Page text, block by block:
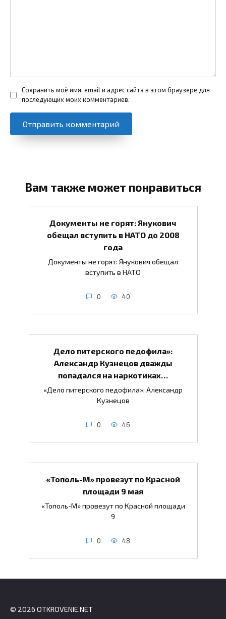
Сохранить моё имя, email и адрес сайта в этом браузере для
последующих моих комментариев.
Вам также может понравиться
Документы не горят: Янукович
обещал вступить в НАТО до 2008
года
Документы не горят: Янукович обещал
вступить в НАТО
0 40
Дело питерского педофила»:
Александр Кузнецов дважды
попадался на наркотиках…
«Дело питерского педофила»: Александр
Кузнецов
0 46
«Тополь-М» провезут по Красной
площади 9 мая
«Тополь-М» провезут по Красной площади
9
0 48
© 2026 OTKROVENIE.NET